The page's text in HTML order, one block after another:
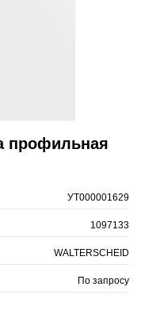
профильная
УТ000001629
1097133
WALTERSCHEID
По запросу